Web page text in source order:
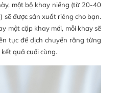
một bộ khay niềng (từ 20-40
sẽ được sản xuất riêng cho bạn.
một cặp khay mới, mỗi khay sẽ
tục để dịch chuyển răng từng
quả cuối cùng.